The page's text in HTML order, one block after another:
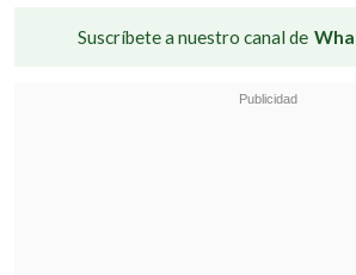
Suscríbete a nuestro canal de